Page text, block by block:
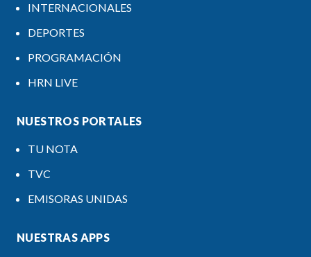
INTERNACIONALES
DEPORTES
PROGRAMACIÓN
HRN LIVE
NUESTROS PORTALES
TU NOTA
TVC
EMISORAS UNIDAS
NUESTRAS APPS